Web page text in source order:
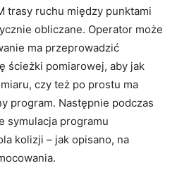
trasy ruchu między punktami
obliczane. Operator może
ma przeprowadzić
ścieżki pomiarowej, aby jak
czy też po prostu ma
program. Następnie podczas
symulacja programu
kolizji – jak opisano, na